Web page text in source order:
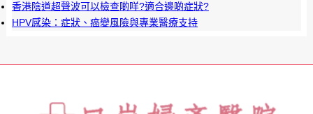
香港陰道超聲波可以檢查啲咩?適合邊啲症狀?
HPV感染：症狀、癌變風險與專業醫療支持